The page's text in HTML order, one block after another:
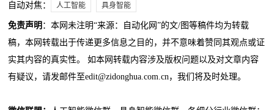
自动对焦： 人工智能 具身智能
免责声明 ：本网未注明“来源：自动化网”的文/图等稿件均为转载
稿，本网转载出于传递更多信息之目的，并不意味着赞同其观点或证
实其内容的真实性。 如本网转载内容涉及版权问题以及对文章内容
有疑议，请发邮件至edit@zidonghua.com.cn，我们将及时处理。